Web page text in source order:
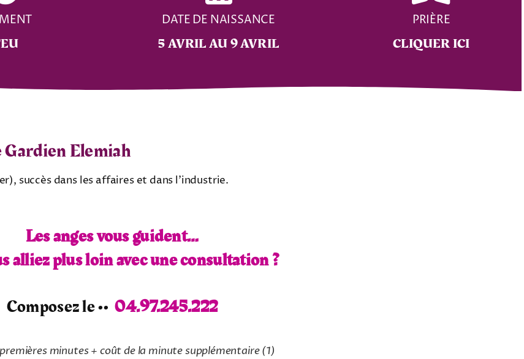
DATE DE NAISSANCE
5 AVRIL AU 9 AVRIL
PRIÈRE
CLIQUER ICI
Elemiah
succès dans les affaires et dans l’industrie.
Les anges vous guident…
alliez plus loin avec une consultation ?
Composez le •• 04.97.245.222
minutes + coût de la minute supplémentaire(1)